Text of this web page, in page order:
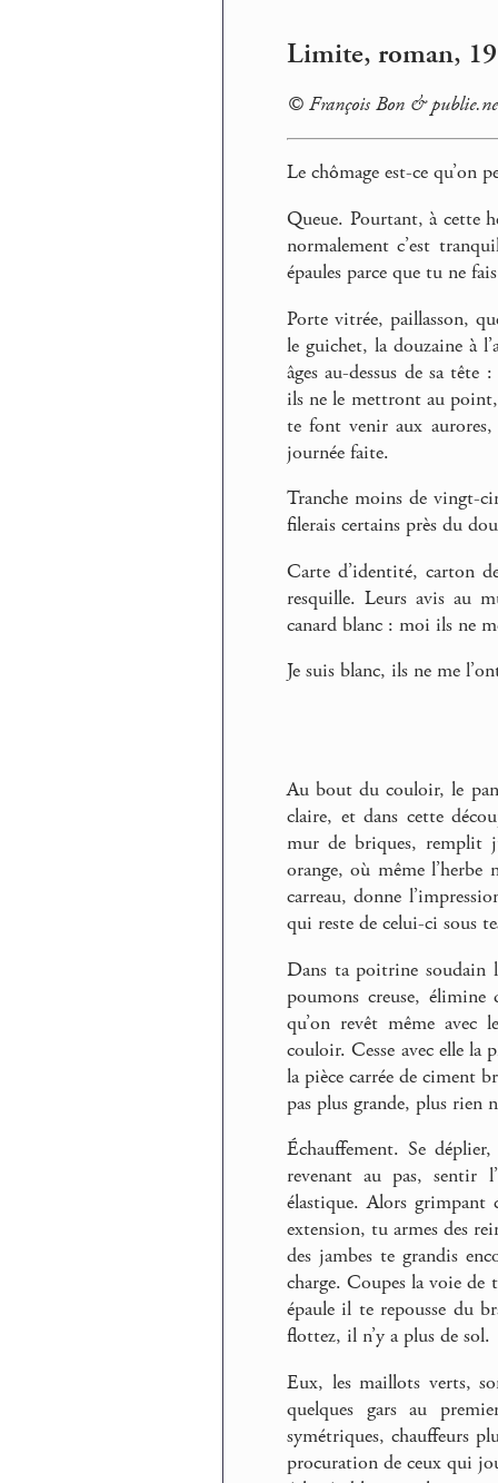
Limite, roman,
© François Bon &
Le chômage est-ce qu’on
Queue. Pourtant, à cette
normalement c’est
épaules parce que tu ne
Porte vitrée, paillasson,
le guichet, la douzaine à
âges au-dessus de sa tête
ils ne le mettront au
te font venir aux aurores,
journée faite.
Tranche moins de vingt-
filerais certains près du
Carte d’identité, carton
resquille. Leurs avis au
canard blanc : moi ils ne
Je suis blanc, ils ne me
Au bout du couloir, le
claire, et dans cette
mur de briques, remplit
orange, où même
carreau, donne
qui reste de celui-ci sous
Dans ta poitrine soudain
poumons creuse, élimine
qu’on revêt même
couloir. Cesse avec elle la
la pièce carrée de ciment
pas plus grande, plus rien
Échauffement. Se
revenant au pas, sentir
élastique. Alors grimpant
extension, tu armes des
des jambes te grandis
charge. Coupes la voie
épaule il te repousse du
flottez, il n’y a plus de sol.
Eux, les maillots verts,
quelques gars au
symétriques, chauffeurs
procuration de ceux qui